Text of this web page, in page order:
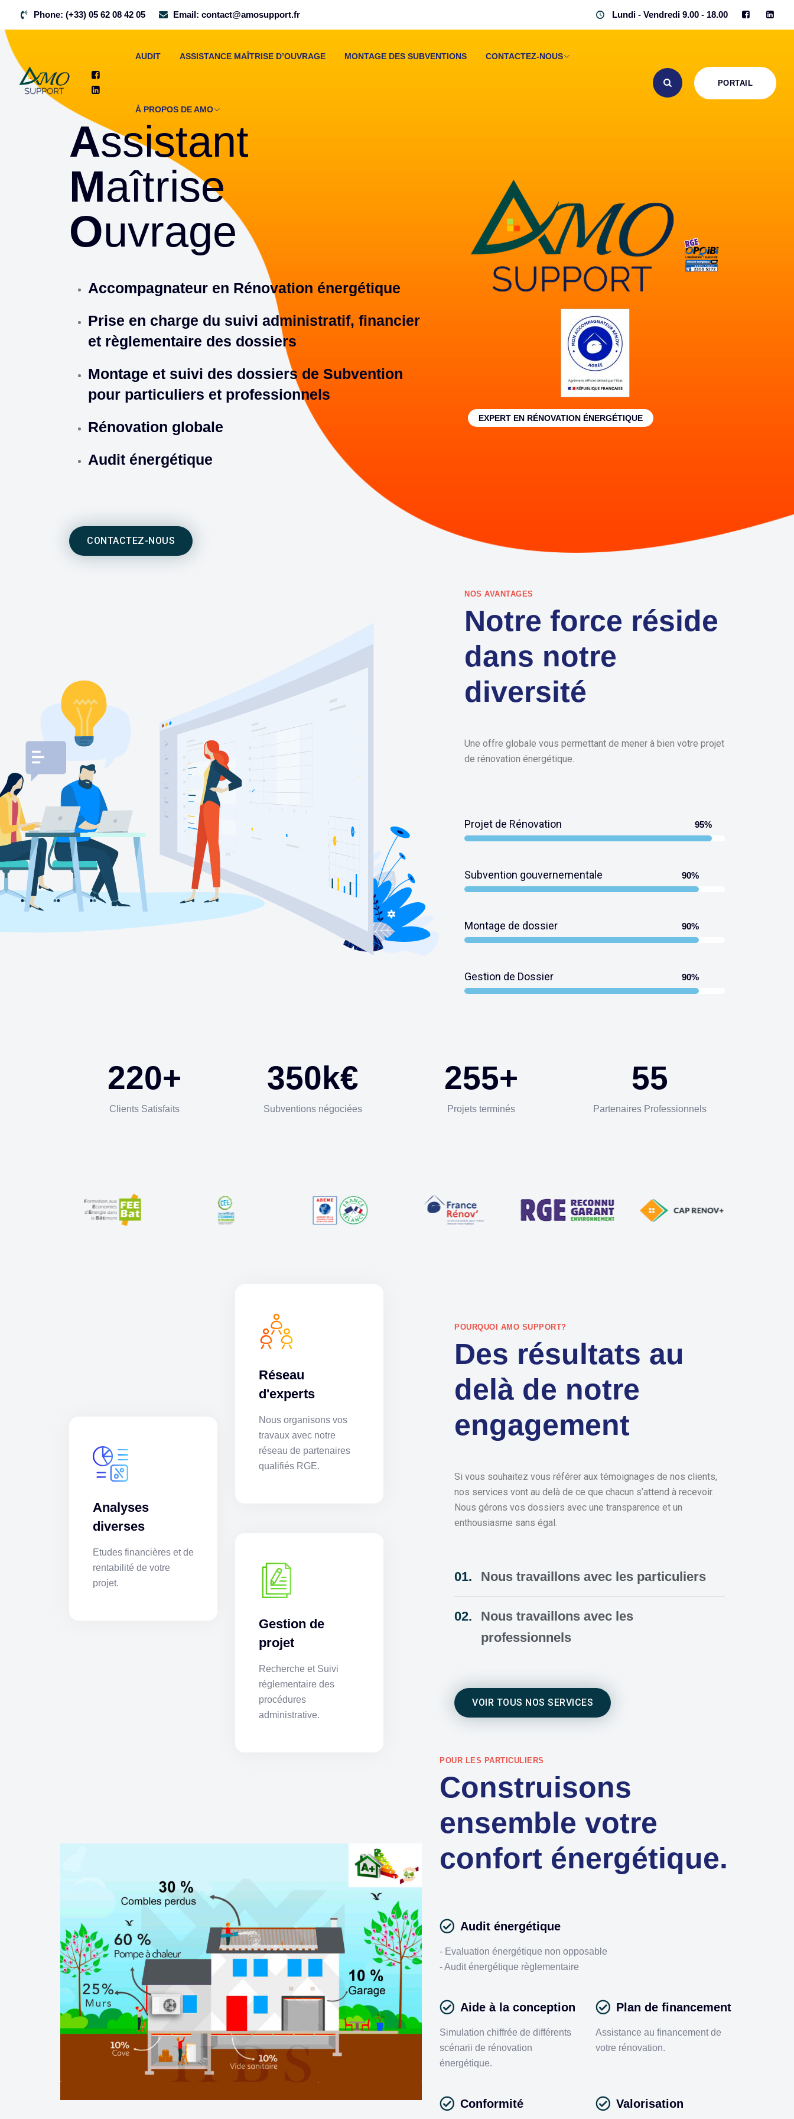
Phone: (+33) 05 62 08 42 05 Email: contact@amosupport.fr Lundi - Vendredi 9.00 - 18.00
AUDIT ASSISTANCE MAÎTRISE D’OUVRAGE MONTAGE DES SUBVENTIONS CONTACTEZ-NOUS
À PROPOS DE AMO
PORTAIL
Assistant
Maîtrise
Ouvrage
Accompagnateur en Rénovation énergétique
Prise en charge du suivi administratif, financier
et règlementaire des dossiers
Montage et suivi des dossiers de Subvention
pour particuliers et professionnels
Rénovation globale
Audit énergétique
CONTACTEZ-NOUS
EXPERT EN RÉNOVATION ÉNERGÉTIQUE
NOS AVANTAGES
Notre force réside
dans notre
diversité
Une offre globale vous permettant de mener à bien votre projet
de rénovation énergétique.
Projet de Rénovation 95%
Subvention gouvernementale 90%
Montage de dossier 90%
Gestion de Dossier 90%
220+
Clients Satisfaits
350k€
Subventions négociées
255+
Projets terminés
55
Partenaires Professionnels
Analyses
diverses
Etudes financières et de
rentabilité de votre
projet.
Réseau
d'experts
Nous organisons vos
travaux avec notre
réseau de partenaires
qualifiés RGE.
Gestion de
projet
Recherche et Suivi
réglementaire des
procédures
administrative.
POURQUOI AMO SUPPORT?
Des résultats au
delà de notre
engagement
Si vous souhaitez vous référer aux témoignages de nos clients,
nos services vont au delà de ce que chacun s’attend à recevoir.
Nous gérons vos dossiers avec une transparence et un
enthousiasme sans égal.
Nous travaillons avec les particuliers
Nous travaillons avec les
professionnels
VOIR TOUS NOS SERVICES
POUR LES PARTICULIERS
Construisons
ensemble votre
confort énergétique.
Audit énergétique
- Evaluation énergétique non opposable
- Audit énergétique règlementaire
Aide à la conception
Simulation chiffrée de différents
scénarii de rénovation
énergétique.
Plan de financement
Assistance au financement de
votre rénovation.
Conformité Valorisation